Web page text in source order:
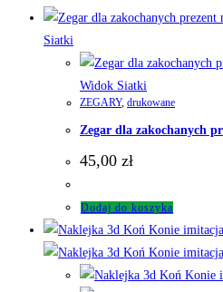
Siatki
Widok Siatki
ZEGARY, drukowane
Zegar dla zakochanych
45,00 zł
Dodaj do koszyka